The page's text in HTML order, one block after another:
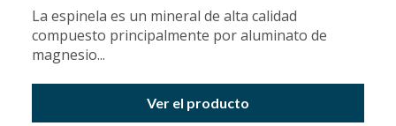
La espinela es un mineral de alta calidad
compuesto principalmente por aluminato de
magnesio...
Ver el producto